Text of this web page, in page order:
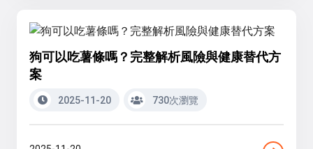
狗可以吃薯條嗎？完整解析風險與健康替代方
案
2025-11-20 730次瀏覽